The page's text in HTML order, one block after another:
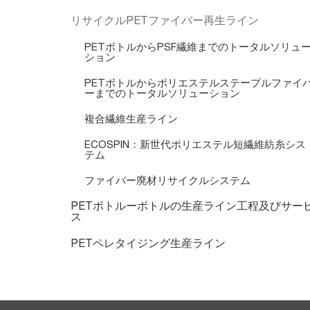
リサイクルPETファイバー再生ライン
PETボトルからPSF繊維までのトータルソリュー
ション
PETボトルからポリエステルステープルファイ
ーまでのトータルソリューション
複合繊維生産ライン
ECOSPIN：新世代ポリエステル短繊維紡糸シス
テム
ファイバー廃材リサイクルシステム
PETボトルーボトルの生産ライン工程及びサー
ス
PETペレタイジング生産ライン